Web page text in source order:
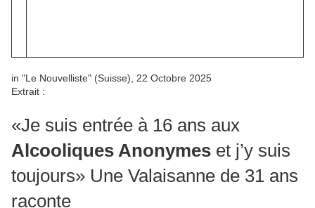
in "Le Nouvelliste" (Suisse), 22 Octobre 2025
Extrait :
«Je suis entrée à 16 ans aux
Alcooliques Anonymes et j’y suis
toujours» Une Valaisanne de 31 ans
raconte